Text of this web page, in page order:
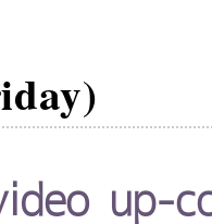
up-